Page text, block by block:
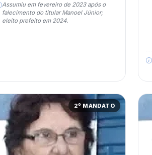
Assumiu em fevereiro de 2023 após o
falecimento do titular Manoel Júnior;
eleito prefeito em 2024.
2º MANDATO